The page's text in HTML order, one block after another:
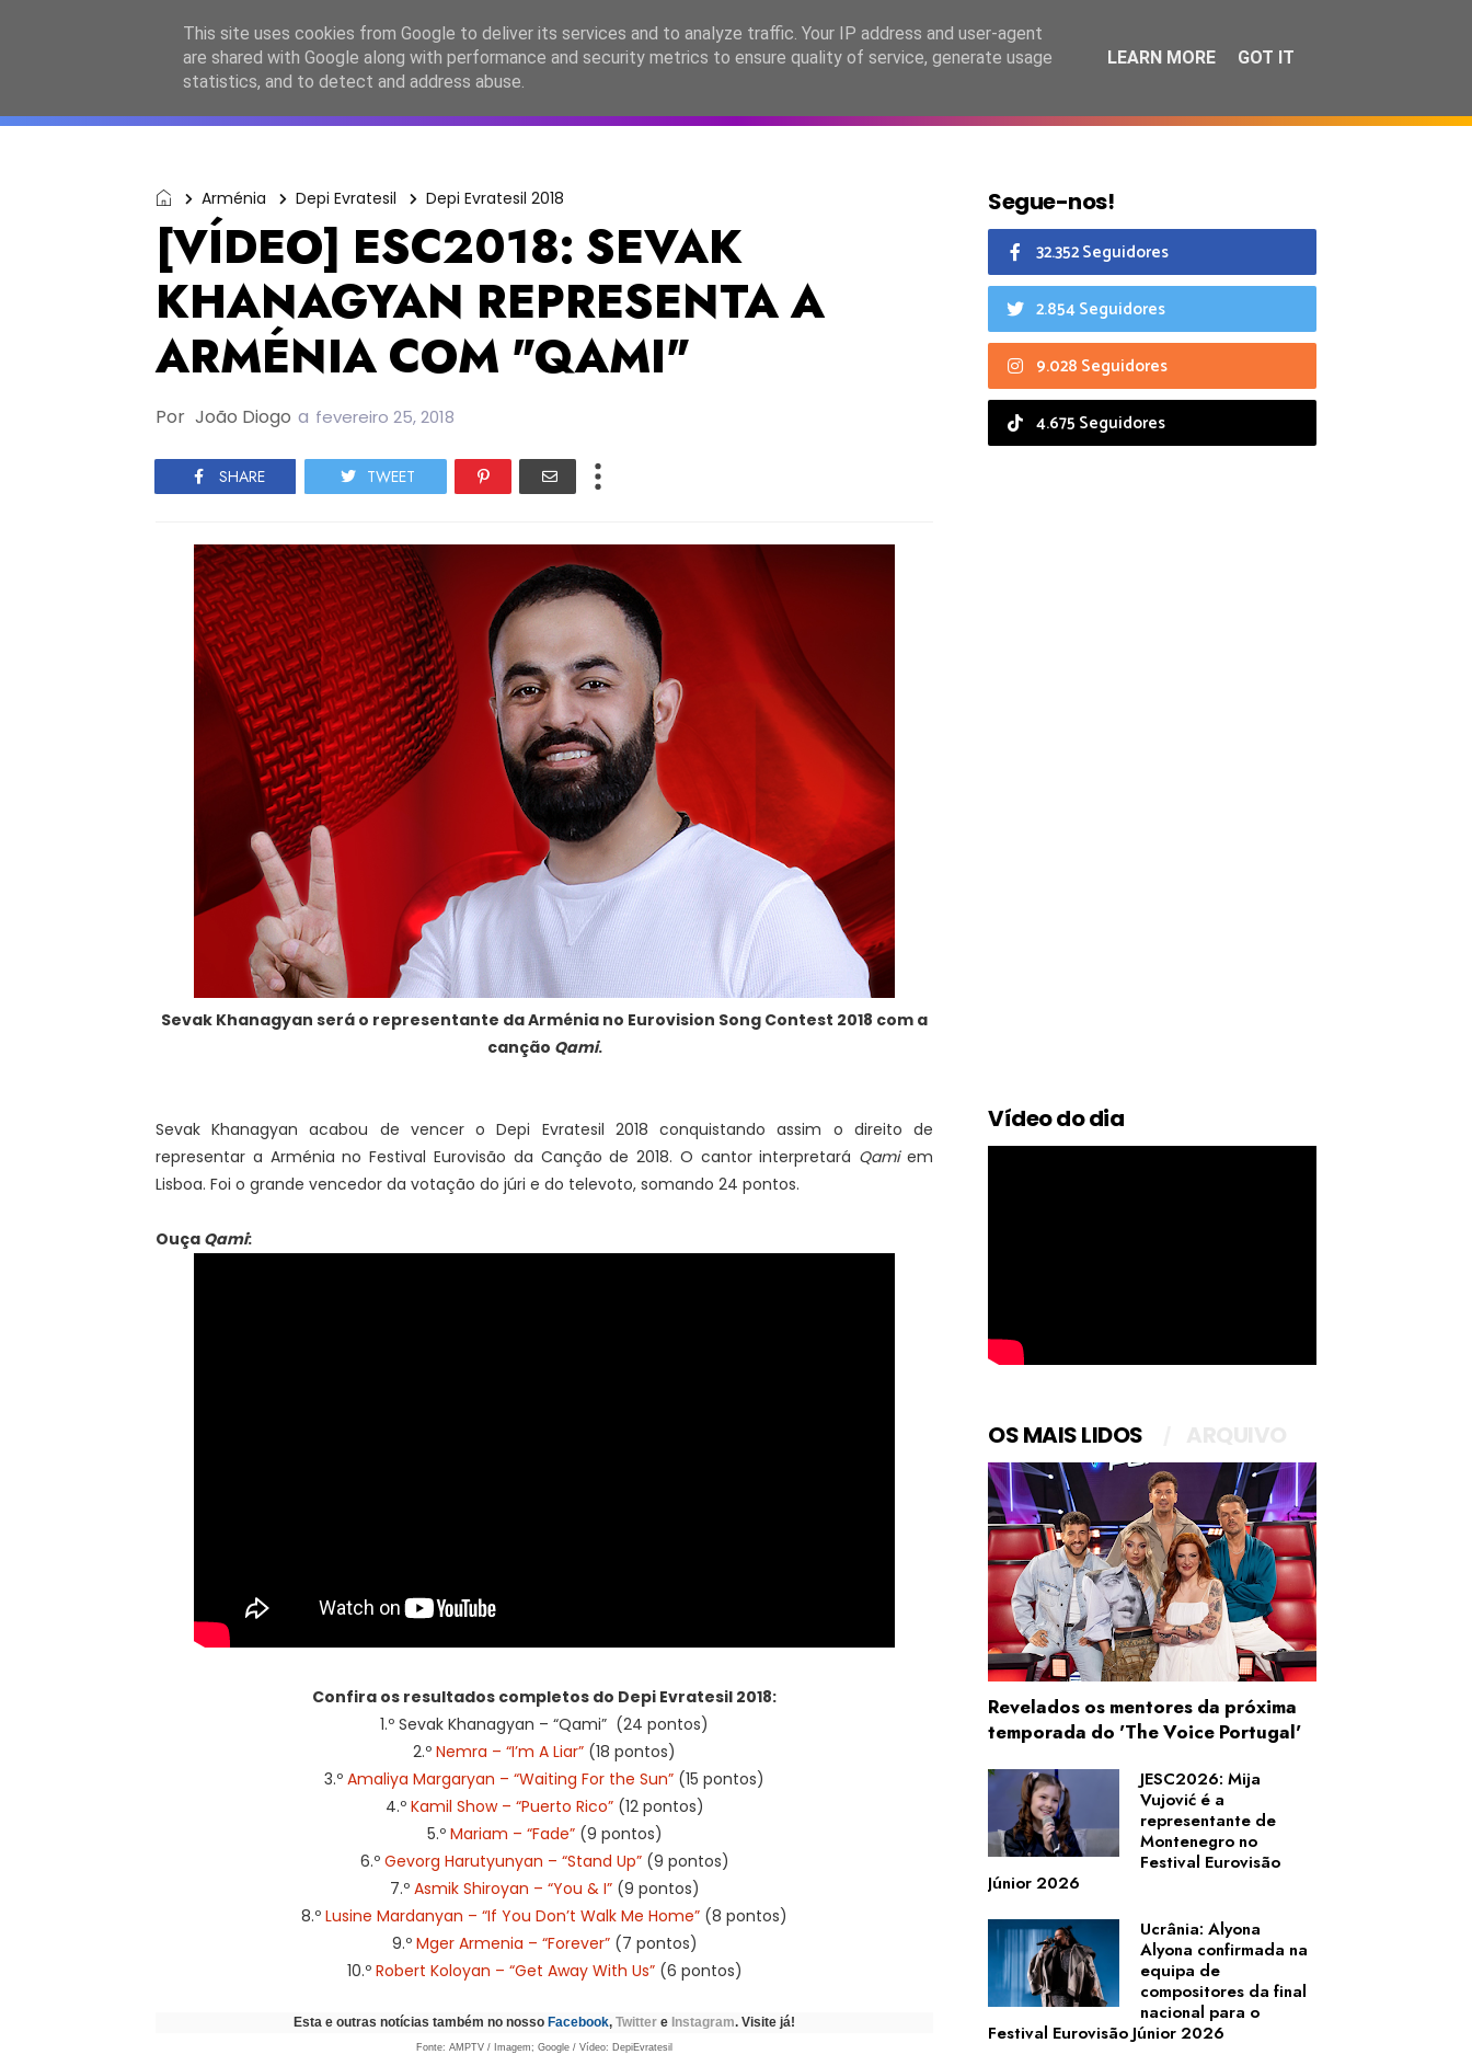
ESC2027 JESC2026 FC2026 EASC2026 PORTUGAL LANÇAMENTOS ESPECIAIS CALENDÁRIO
Arménia Depi Evratesil Depi Evratesil 2018
[VÍDEO] ESC2018: SEVAK
KHANAGYAN REPRESENTA A
ARMÉNIA COM "QAMI"
Por João Diogo a fevereiro 25, 2018
SHARE TWEET
Sevak Khanagyan será o representante da Arménia no Eurovision Song Contest 2018 com a
canção Qami.
Sevak Khanagyan acabou de vencer o Depi Evratesil 2018 conquistando assim o direito de
representar a Arménia no Festival Eurovisão da Canção de 2018. O cantor interpretará Qamiem
Lisboa. Foi o grande vencedor da votação do júri e do televoto, somando 24 pontos.
Ouça Qami:
Confira os resultados completos do Depi Evratesil 2018:
1.º Sevak Khanagyan – “Qami” (24 pontos)
2.º Nemra – “I’m A Liar” (18 pontos)
3.º Amaliya Margaryan – “Waiting For the Sun” (15 pontos)
4.º Kamil Show – “Puerto Rico”(12 pontos)
5.º Mariam – “Fade”(9 pontos)
6.º Gevorg Harutyunyan – “Stand Up”(9 pontos)
7.º Asmik Shiroyan – “You & I” (9 pontos)
8.º Lusine Mardanyan – “If You Don’t Walk Me Home” (8 pontos)
9.º Mger Armenia – “Forever”(7 pontos)
10.º Robert Koloyan – “Get Away With Us”(6 pontos)
Esta e outras notícias também no nosso Facebook, Twitter e Instagram. Visite já!
Fonte: AMPTV / Imagem; Google / Vídeo: DepiEvratesil
Segue-nos!
32.352 Seguidores
2.854 Seguidores
9.028 Seguidores
4.675 Seguidores
Vídeo do dia
OS MAIS LIDOS
Revelados os mentores da próxima
temporada do 'The Voice Portugal'
JESC2026: Mija
Vujović é a
representante de
Montenegro no
Festival Eurovisão
Júnior 2026
Ucrânia: Alyona
Alyona confirmada na
equipa de
compositores da final
nacional para o
Festival Eurovisão Júnior 2026
This site uses cookies from Google to deliver its services and to analyze traffic. Your IP address and user-agent
are shared with Google along with performance and security metrics to ensure quality of service, generate usage
statistics, and to detect and address abuse.
LEARN MORE GOT IT